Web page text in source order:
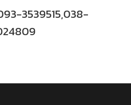
3539515,038-